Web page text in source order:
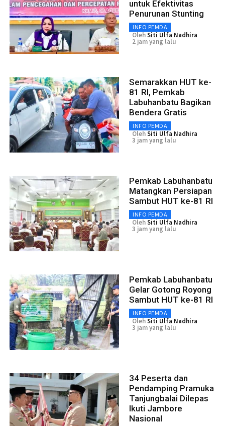
untuk Efektivitas
Penurunan Stunting
INFO PEMDA
OlehSiti Ulfa Nadhira
2 jam yang lalu
Semarakkan HUT ke-
81 RI, Pemkab
Labuhanbatu Bagikan
Bendera Gratis
INFO PEMDA
OlehSiti Ulfa Nadhira
3 jam yang lalu
Pemkab Labuhanbatu
Matangkan Persiapan
Sambut HUT ke-81 RI
INFO PEMDA
OlehSiti Ulfa Nadhira
3 jam yang lalu
Pemkab Labuhanbatu
Gelar Gotong Royong
Sambut HUT ke-81 RI
INFO PEMDA
OlehSiti Ulfa Nadhira
3 jam yang lalu
34 Peserta dan
Pendamping Pramuka
Tanjungbalai Dilepas
Ikuti Jambore
Nasional